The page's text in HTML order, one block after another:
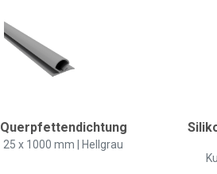
Querpfettendichtung
25 x 1000 mm | Hellgrau